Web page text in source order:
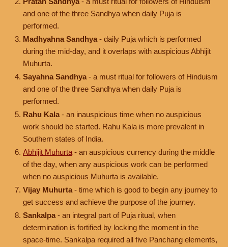
and one of the three Sandhya when daily Puja is
performed.
Madhyahna Sandhya - daily Puja which is performed
during the mid-day, and it overlaps with auspicious Abhijit
Muhurta.
Sayahna Sandhya - a must ritual for followers of Hinduism
and one of the three Sandhya when daily Puja is
performed.
Rahu Kala - an inauspicious time when no auspicious
work should be started. Rahu Kala is more prevalent in
Southern states of India.
Abhijit Muhurta - an auspicious currency during the middle
of the day, when any auspicious work can be performed
when no auspicious Muhurta is available.
Vijay Muhurta - time which is good to begin any journey to
get success and achieve the purpose of the journey.
Sankalpa - an integral part of Puja ritual, when
determination is fortified by locking the moment in the
space-time. Sankalpa required all five Panchang elements,